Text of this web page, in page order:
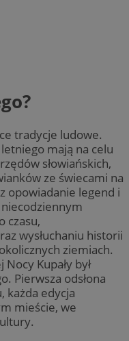
tradycje ludowe.
mają na celu
słowiańskich,
ze świecami na
opowiadanie legend i
czasu,
wysłuchaniu historii
ziemiach.
Kupały był
Pierwsza odsłona
każda edycja
mieście, we